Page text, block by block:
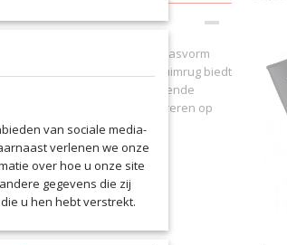
vechten. De anatomische pasvorm
Het vlakke profiel met schuimrug biedt
weging of vernauwing. Ademende
u kunt zich volledig concentreren op
tegen stoten
en comfort
van sociale media-
verlenen we onze
over hoe u onze site
gegevens die zij
u hen hebt verstrekt.